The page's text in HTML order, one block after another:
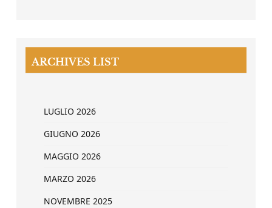
ARCHIVES LIST
LUGLIO 2026
GIUGNO 2026
MAGGIO 2026
MARZO 2026
NOVEMBRE 2025